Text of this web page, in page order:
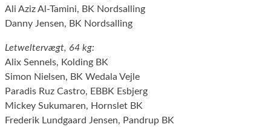
Ali Aziz Al-Tamini, BK Nordsalling
Danny Jensen, BK Nordsalling
Letweltervægt, 64 kg:
Alix Sennels, Kolding BK
Simon Nielsen, BK Wedala Vejle
Paradis Ruz Castro, EBBK Esbjerg
Mickey Sukumaren, Hornslet BK
Frederik Lundgaard Jensen, Pandrup BK